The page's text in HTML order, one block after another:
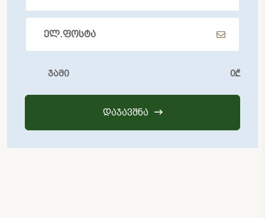
ჯამი 0₾
ᲓᲐᲯᲐᲕᲨᲜᲐ